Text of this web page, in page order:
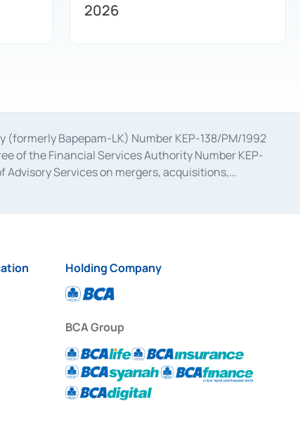
2026
Bapepam-LK) Number KEP-138/PM/1992
of the Financial Services Authority Number KEP-
Advisory Services on mergers, acquisitions,
28, 2014, a business license as a provider of
Holding Company
BCA Group